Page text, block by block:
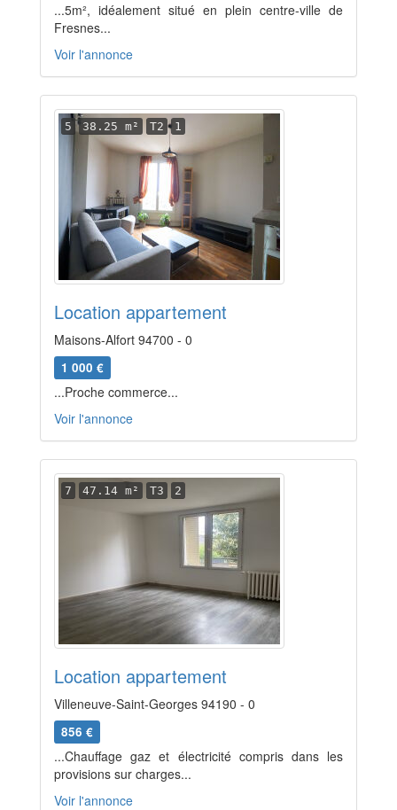
...5m², idéalement situé en plein centre-ville de
Fresnes...
Voir l'annonce
5 38.25 m² T2 1
Location appartement
Maisons-Alfort 94700 - 0
1 000 €
...Proche commerce...
Voir l'annonce
7 47.14 m² T3 2
Location appartement
Villeneuve-Saint-Georges 94190 - 0
856 €
...Chauffage gaz et électricité compris dans les
provisions sur charges...
Voir l'annonce